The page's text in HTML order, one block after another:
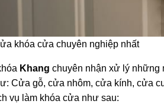
khóa cửa chuyên nghiệp nhất
Khang chuyên nhận xử lý những
Cửa gỗ, cửa nhôm, cửa kính, cửa
vụ làm khóa cửa như sau: